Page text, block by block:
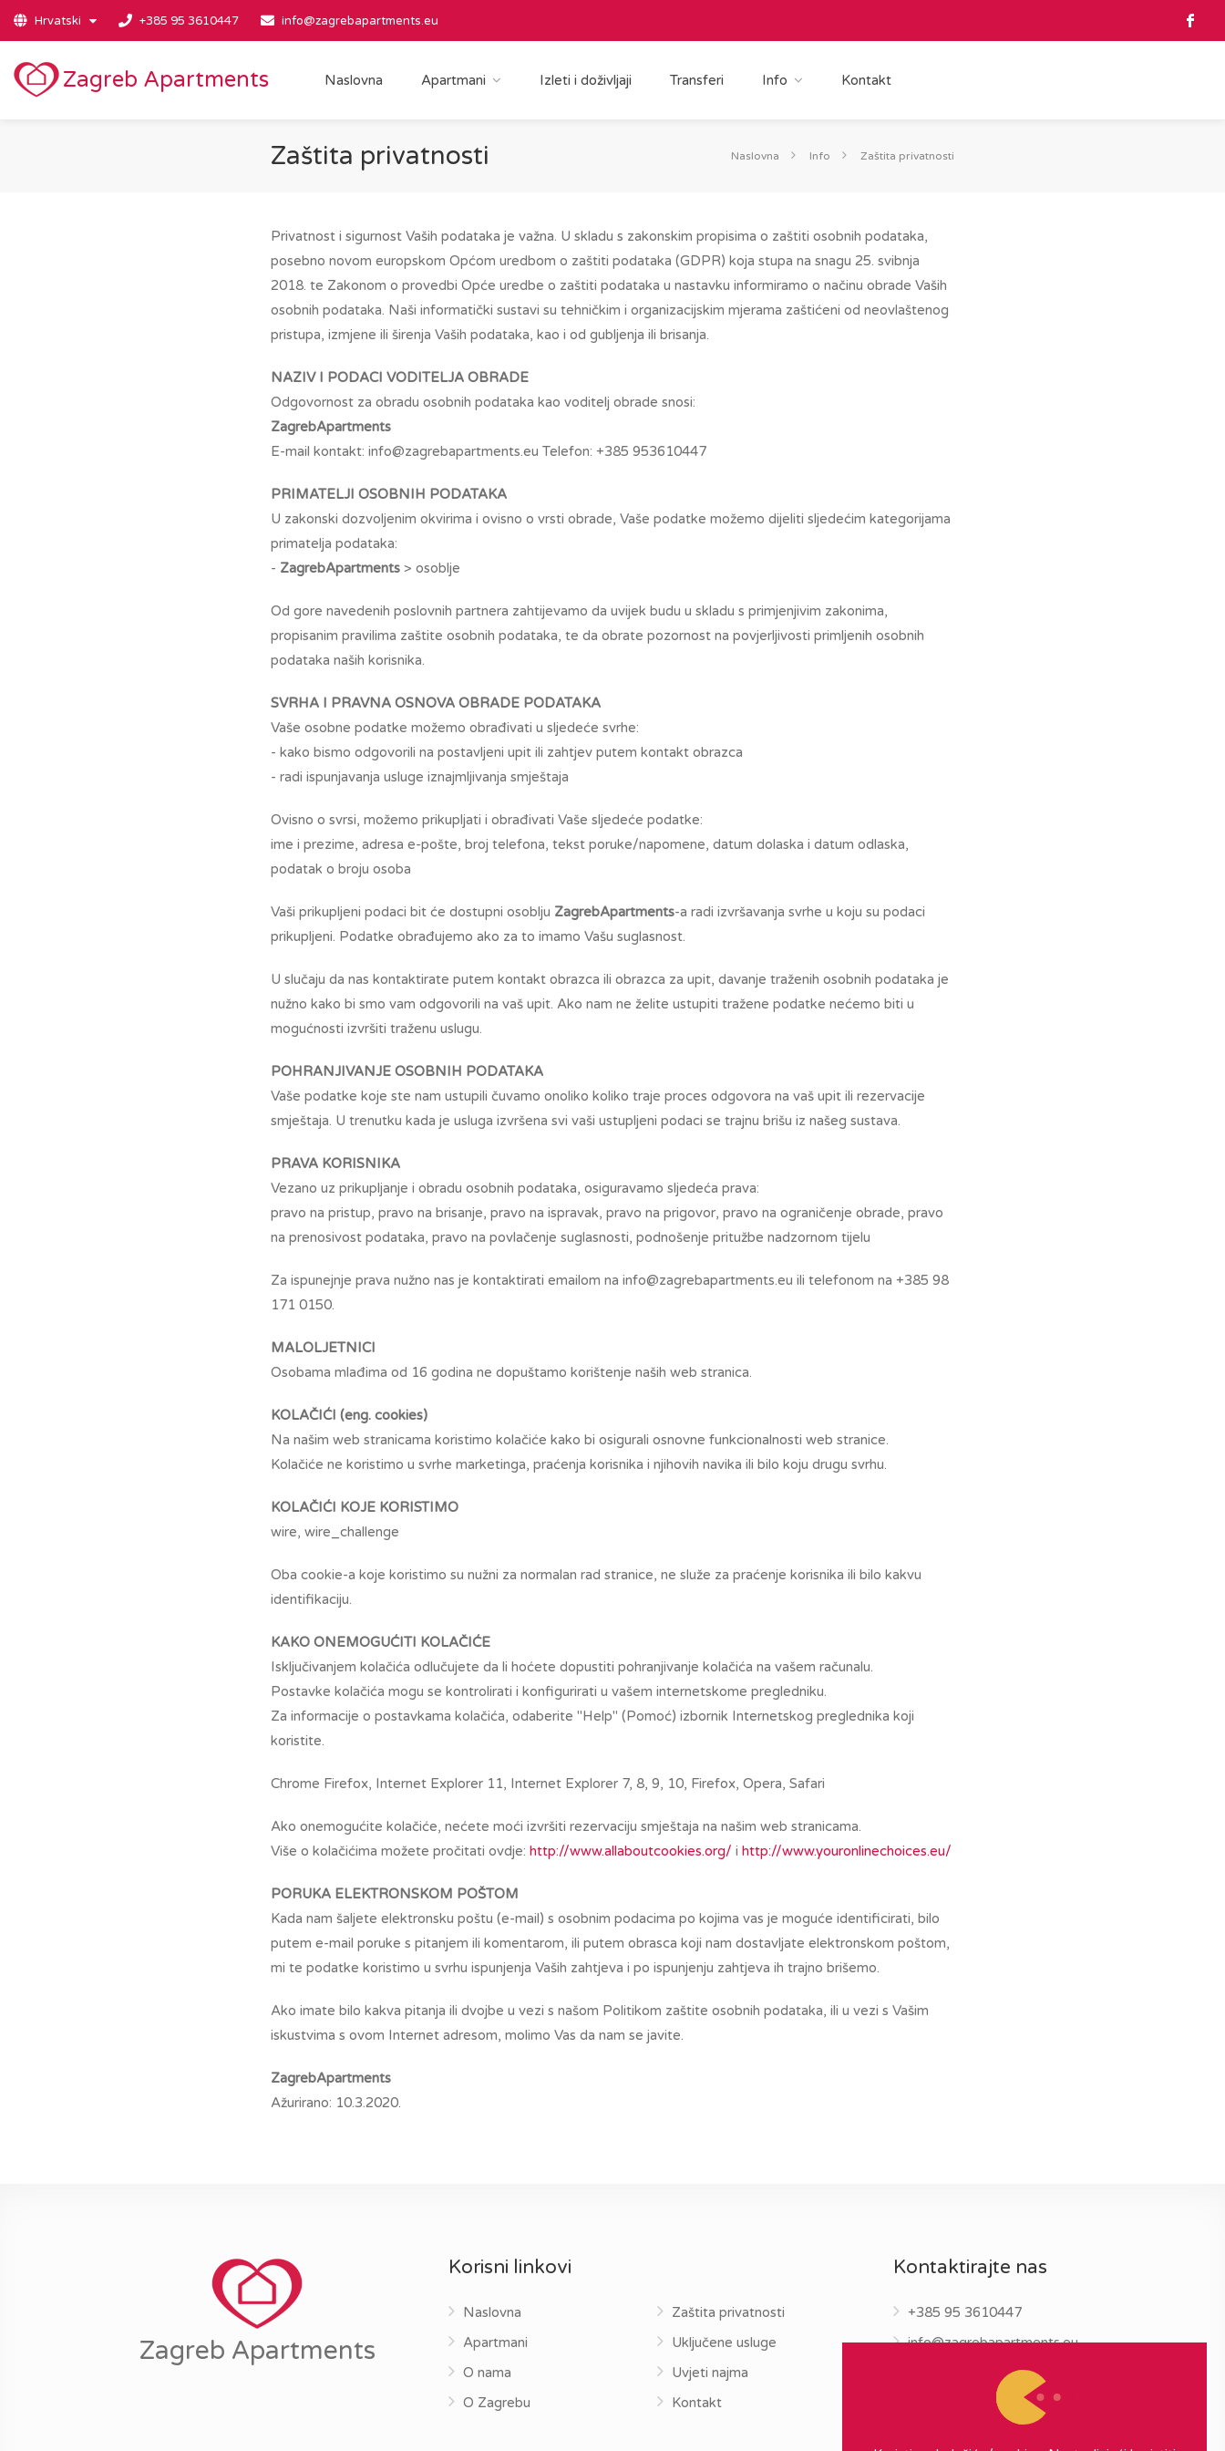
Hrvatski +385 95 3610447 info@zagrebapartments.eu
Zagreb Apartments Naslovna Apartmani Izleti i doživljaji Transferi Info Kontakt
Naslovna Info Zaštita privatnosti
Zaštita privatnosti
Privatnost i sigurnost Vaših podataka je važna. U skladu s zakonskim propisima o zaštiti osobnih podataka,
posebno novom europskom Općom uredbom o zaštiti podataka (GDPR) koja stupa na snagu 25. svibnja
2018. te Zakonom o provedbi Opće uredbe o zaštiti podataka u nastavku informiramo o načinu obrade Vaših
osobnih podataka. Naši informatički sustavi su tehničkim i organizacijskim mjerama zaštićeni od neovlaštenog
pristupa, izmjene ili širenja Vaših podataka, kao i od gubljenja ili brisanja.
NAZIV I PODACI VODITELJA OBRADE
Odgovornost za obradu osobnih podataka kao voditelj obrade snosi:
ZagrebApartments
E-mail kontakt: info@zagrebapartments.eu Telefon: +385 953610447
PRIMATELJI OSOBNIH PODATAKA
U zakonski dozvoljenim okvirima i ovisno o vrsti obrade, Vaše podatke možemo dijeliti sljedećim kategorijama
primatelja podataka:
- ZagrebApartments > osoblje
Od gore navedenih poslovnih partnera zahtijevamo da uvijek budu u skladu s primjenjivim zakonima,
propisanim pravilima zaštite osobnih podataka, te da obrate pozornost na povjerljivosti primljenih osobnih
podataka naših korisnika.
SVRHA I PRAVNA OSNOVA OBRADE PODATAKA
Vaše osobne podatke možemo obrađivati u sljedeće svrhe:
- kako bismo odgovorili na postavljeni upit ili zahtjev putem kontakt obrazca
- radi ispunjavanja usluge iznajmljivanja smještaja
Ovisno o svrsi, možemo prikupljati i obrađivati Vaše sljedeće podatke:
ime i prezime, adresa e-pošte, broj telefona, tekst poruke/napomene, datum dolaska i datum odlaska,
podatak o broju osoba
Vaši prikupljeni podaci bit će dostupni osoblju ZagrebApartments-a radi izvršavanja svrhe u koju su podaci
prikupljeni. Podatke obrađujemo ako za to imamo Vašu suglasnost.
U slučaju da nas kontaktirate putem kontakt obrazca ili obrazca za upit, davanje traženih osobnih podataka je
nužno kako bi smo vam odgovorili na vaš upit. Ako nam ne želite ustupiti tražene podatke nećemo biti u
mogućnosti izvršiti traženu uslugu.
POHRANJIVANJE OSOBNIH PODATAKA
Vaše podatke koje ste nam ustupili čuvamo onoliko koliko traje proces odgovora na vaš upit ili rezervacije
smještaja. U trenutku kada je usluga izvršena svi vaši ustupljeni podaci se trajnu brišu iz našeg sustava.
PRAVA KORISNIKA
Vezano uz prikupljanje i obradu osobnih podataka, osiguravamo sljedeća prava:
pravo na pristup, pravo na brisanje, pravo na ispravak, pravo na prigovor, pravo na ograničenje obrade, pravo
na prenosivost podataka, pravo na povlačenje suglasnosti, podnošenje pritužbe nadzornom tijelu
Za ispunejnje prava nužno nas je kontaktirati emailom na info@zagrebapartments.eu ili telefonom na +385 98
171 0150.
MALOLJETNICI
Osobama mlađima od 16 godina ne dopuštamo korištenje naših web stranica.
KOLAČIĆI (eng. cookies)
Na našim web stranicama koristimo kolačiće kako bi osigurali osnovne funkcionalnosti web stranice.
Kolačiće ne koristimo u svrhe marketinga, praćenja korisnika i njihovih navika ili bilo koju drugu svrhu.
KOLAČIĆI KOJE KORISTIMO
wire, wire_challenge
Oba cookie-a koje koristimo su nužni za normalan rad stranice, ne služe za praćenje korisnika ili bilo kakvu
identifikaciju.
KAKO ONEMOGUĆITI KOLAČIĆE
Isključivanjem kolačića odlučujete da li hoćete dopustiti pohranjivanje kolačića na vašem računalu.
Postavke kolačića mogu se kontrolirati i konfigurirati u vašem internetskome pregledniku.
Za informacije o postavkama kolačića, odaberite "Help" (Pomoć) izbornik Internetskog preglednika koji
koristite.
Chrome Firefox, Internet Explorer 11, Internet Explorer 7, 8, 9, 10, Firefox, Opera, Safari
Ako onemogućite kolačiće, nećete moći izvršiti rezervaciju smještaja na našim web stranicama.
Više o kolačićima možete pročitati ovdje: http://www.allaboutcookies.org/ i http://www.youronlinechoices.eu/
PORUKA ELEKTRONSKOM POŠTOM
Kada nam šaljete elektronsku poštu (e-mail) s osobnim podacima po kojima vas je moguće identificirati, bilo
putem e-mail poruke s pitanjem ili komentarom, ili putem obrasca koji nam dostavljate elektronskom poštom,
mi te podatke koristimo u svrhu ispunjenja Vaših zahtjeva i po ispunjenju zahtjeva ih trajno brišemo.
Ako imate bilo kakva pitanja ili dvojbe u vezi s našom Politikom zaštite osobnih podataka, ili u vezi s Vašim
iskustvima s ovom Internet adresom, molimo Vas da nam se javite.
ZagrebApartments
Ažurirano: 10.3.2020.
Zagreb Apartments
Korisni linkovi
Naslovna
Apartmani
O nama
O Zagrebu
Zaštita privatnosti
Uključene usluge
Uvjeti najma
Kontakt
Kontaktirajte nas
+385 95 3610447
info@zagrebapartments.eu